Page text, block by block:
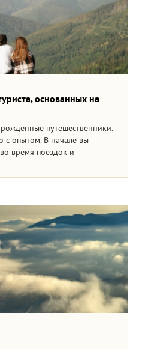
основанных на
путешественники.
с опытом. В начале вы
время поездок и